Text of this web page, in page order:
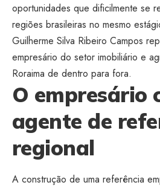
oportunidades que dificilmente se
regiões brasileiras no mesmo
Guilherme Silva Ribeiro Campos
empresário do setor imobiliário e
Roraima de dentro para fora.
O empresário
agente de
regional
A construção de uma referência